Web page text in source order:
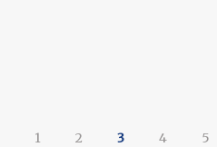
1 2 3 4 5